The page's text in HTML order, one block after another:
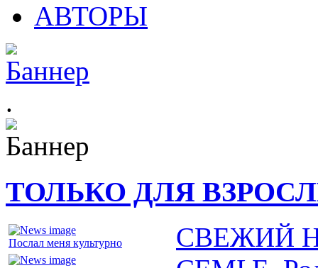
АВТОРЫ
.
ТОЛЬКО ДЛЯ
Послал меня культурно
СВЕЖИЙ